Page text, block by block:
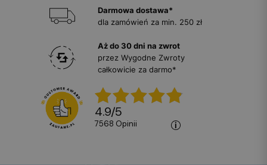
Darmowa dostawa*
dla zamówień za min. 250 zł
Aż do 30 dni na zwrot
przez Wygodne Zwroty
całkowicie za darmo*
4.9/5
7568 opinii